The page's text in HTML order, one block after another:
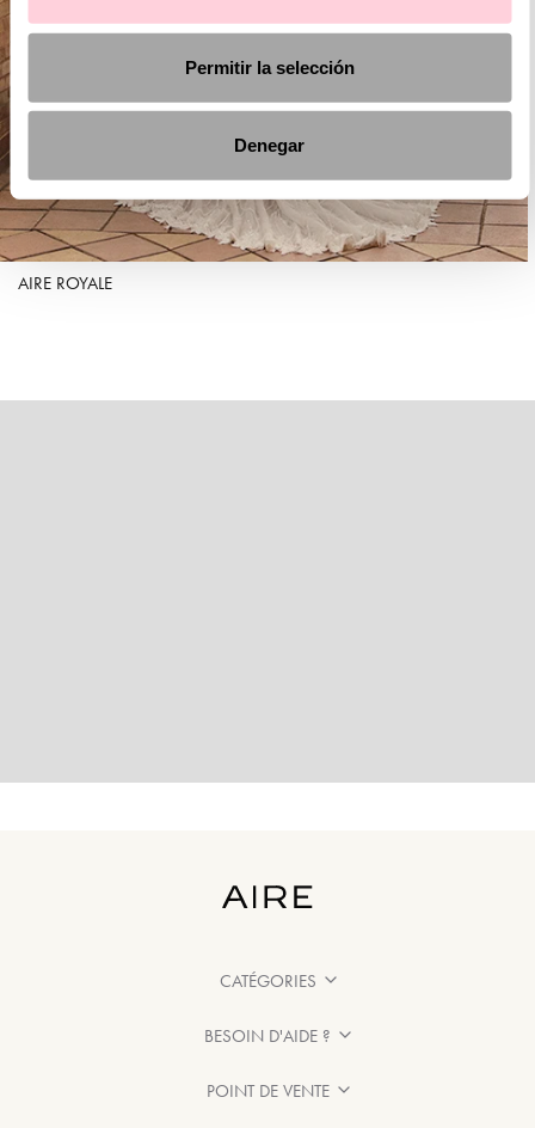
Permitir la selección
Denegar
AIRE ROYALE
CATÉGORIES
BESOIN D'AIDE ?
POINT DE VENTE